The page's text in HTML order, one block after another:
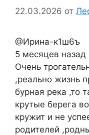
22.03.2026 от
@Ирина-к1ш6ъ
5 месяцев назад
Очень
,реально жизнь
бурная река ,то
крутые берега
кружит и не
родителей